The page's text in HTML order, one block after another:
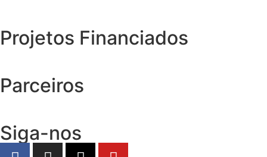
Projetos Financiados
Parceiros
Siga-nos